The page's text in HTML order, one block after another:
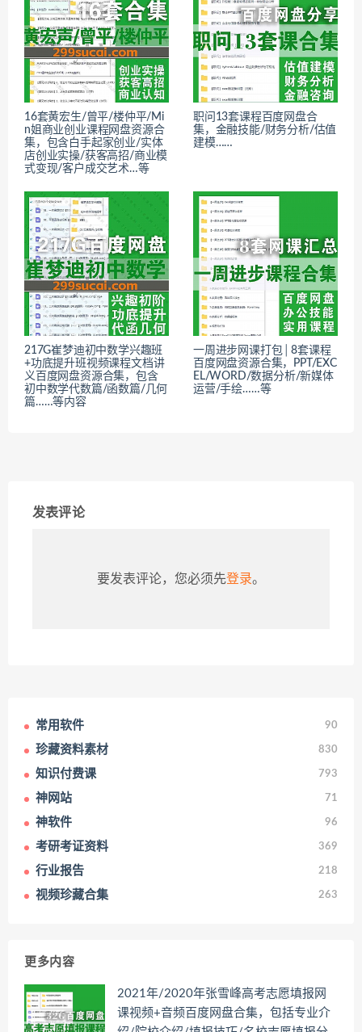
16套黄宏生/曾平/楼仲平/Mi
n姐商业创业课程网盘资源合
集，包含白手起家创业/实体
店创业实操/获客高招/商业模
式变现/客户成交艺术…等
职问13套课程百度网盘合
集，金融技能/财务分析/估值
建模……
217G崔梦迪初中数学兴趣班
+功底提升班视频课程文档讲
义百度网盘资源合集，包含
初中数学代数篇/函数篇/几何
篇……等内容
一周进步网课打包│8套课程
百度网盘资源合集，PPT/EXC
EL/WORD/数据分析/新媒体
运营/手绘……等
发表评论
要发表评论，您必须先登录。
常用软件 90
珍藏资料素材 830
知识付费课 793
神网站 71
神软件 96
考研考证资料 369
行业报告 218
视频珍藏合集 263
更多内容
2021年/2020年张雪峰高考志愿填报网
课视频+音频百度网盘合集，包括专业介